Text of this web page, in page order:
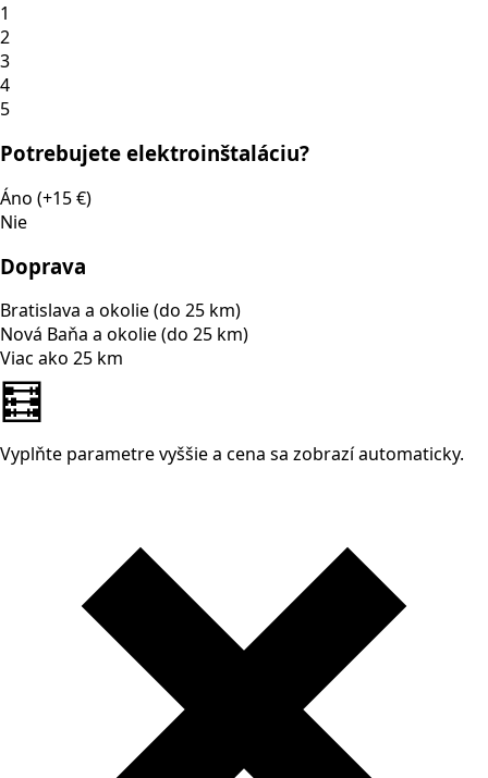
1
2
3
4
5
Potrebujete elektroinštaláciu?
Áno (+15 €)
Nie
Doprava
Bratislava a okolie (do 25 km)
Nová Baňa a okolie (do 25 km)
Viac ako 25 km
🧮
Vyplňte parametre vyššie a cena sa zobrazí automaticky.